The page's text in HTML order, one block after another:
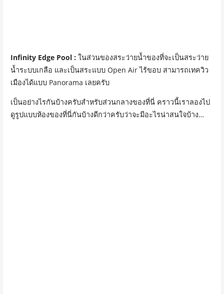
Infinity Edge Pool : ในส่วนของสระว่ายน้ำของที่จะเป็นสระว่าย
น้ำระบบเกลือ และเป็นสระแบบ Open Air ไร้ขอบ สามารถเทควิว
เมืองได้แบบ Panorama เลยครับ
เป็นอย่างไรกันบ้างครับสำหรับส่วนกลางของที่นี่ คราวนี้เราลองไป
ดูรูปแบบห้องของที่นี่กันบ้างดีกว่าครับว่าจะมีอะไรน่าสนใจบ้าง…